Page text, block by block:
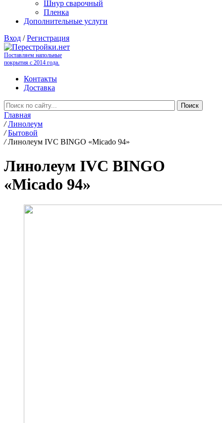
Шнур сварочный
Пленка
Дополнительные услуги
Вход /Регистрация
Поставляем напольные
покрытия с 2014 года.
Контакты
Доставка
Главная
/ Линолеум
/ Бытовой
/ Линолеум IVC BINGO «Micado 94»
Линолеум IVC BINGO
«Micado 94»